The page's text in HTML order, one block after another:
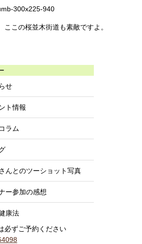
ここの桜並木街道も素敵ですよ。
せ
ト情報
ラム
んとのツーショット写真
ー参加の感想
康法
必ずご予約ください